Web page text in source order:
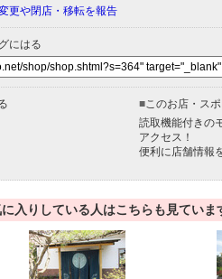
更や閉店・移転を報告
にはる
■このお店・ス
読取機能付きの
アクセス！
便利に店舗情報
入りしている人はこちらも見ていま